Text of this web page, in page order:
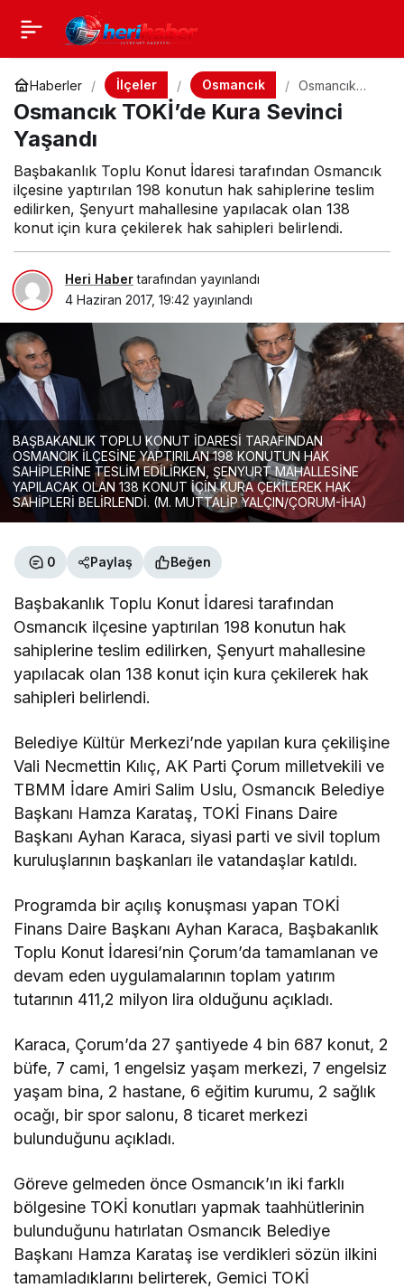
Haberler İlçeler Osmancık
Osmancık
TOKİ’de Kura
Sevinci
Osmancık TOKİ’de Kura Sevinci
Yaşandı
Başbakanlık Toplu Konut İdaresi tarafından Osmancık
ilçesine yaptırılan 198 konutun hak sahiplerine teslim
edilirken, Şenyurt mahallesine yapılacak olan 138
konut için kura çekilerek hak sahipleri belirlendi.
Heri Habertarafından yayınlandı
4 Haziran 2017, 19:42 yayınlandı
BAŞBAKANLIK TOPLU KONUT İDARESİ TARAFINDAN
OSMANCIK İLÇESİNE YAPTIRILAN 198 KONUTUN HAK
SAHİPLERİNE TESLİM EDİLİRKEN, ŞENYURT MAHALLESİNE
YAPILACAK OLAN 138 KONUT İÇİN KURA ÇEKİLEREK HAK
SAHİPLERİ BELİRLENDİ. (M. MUTTALİP YALÇIN/ÇORUM-İHA)
0 Paylaş Beğen
Başbakanlık Toplu Konut İdaresi tarafından
Osmancık ilçesine yaptırılan 198 konutun hak
sahiplerine teslim edilirken, Şenyurt mahallesine
yapılacak olan 138 konut için kura çekilerek hak
sahipleri belirlendi.
Belediye Kültür Merkezi’nde yapılan kura çekilişine
Vali Necmettin Kılıç, AK Parti Çorum milletvekili ve
TBMM İdare Amiri Salim Uslu, Osmancık Belediye
Başkanı Hamza Karataş, TOKİ Finans Daire
Başkanı Ayhan Karaca, siyasi parti ve sivil toplum
kuruluşlarının başkanları ile vatandaşlar katıldı.
Programda bir açılış konuşması yapan TOKİ
Finans Daire Başkanı Ayhan Karaca, Başbakanlık
Toplu Konut İdaresi’nin Çorum’da tamamlanan ve
devam eden uygulamalarının toplam yatırım
tutarının 411,2 milyon lira olduğunu açıkladı.
Karaca, Çorum’da 27 şantiyede 4 bin 687 konut, 2
büfe, 7 cami, 1 engelsiz yaşam merkezi, 7 engelsiz
yaşam bina, 2 hastane, 6 eğitim kurumu, 2 sağlık
ocağı, bir spor salonu, 8 ticaret merkezi
bulunduğunu açıkladı.
Göreve gelmeden önce Osmancık’ın iki farklı
bölgesine TOKİ konutları yapmak taahhütlerinin
bulunduğunu hatırlatan Osmancık Belediye
Başkanı Hamza Karataş ise verdikleri sözün ilkini
tamamladıklarını belirterek, Gemici TOKİ